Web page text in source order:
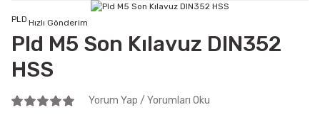
Hızlı Gönderim
PLD
Pld M5 Son Kılavuz DIN352
HSS
Yorum Yap / Yorumları Oku